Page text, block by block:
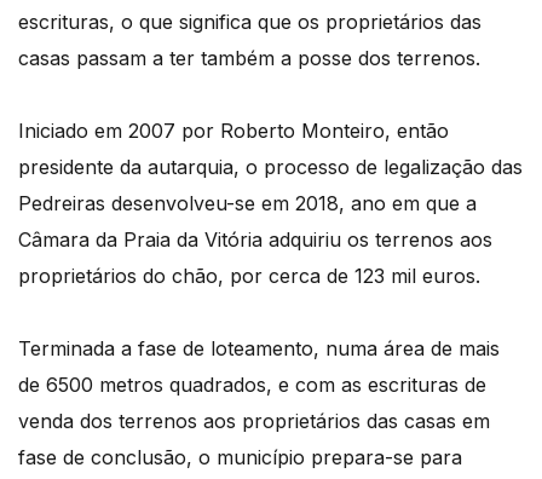
escrituras, o que significa que os proprietários das
casas passam a ter também a posse dos terrenos.
Iniciado em 2007 por Roberto Monteiro, então
presidente da autarquia, o processo de legalização das
Pedreiras desenvolveu-se em 2018, ano em que a
Câmara da Praia da Vitória adquiriu os terrenos aos
proprietários do chão, por cerca de 123 mil euros.
Terminada a fase de loteamento, numa área de mais
de 6500 metros quadrados, e com as escrituras de
venda dos terrenos aos proprietários das casas em
fase de conclusão, o município prepara-se para